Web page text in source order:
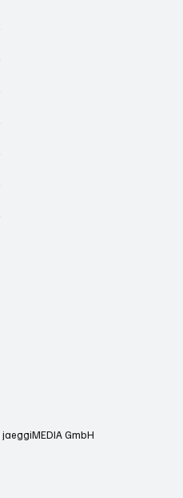
GmbH